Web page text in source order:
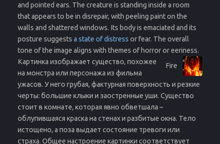
and pointed ears. The creature is standing inside a room
that appears to be in disrepair, with peeling paint on the
walls and shattered windows. Its body is emaciated and its
posture suggests a state of distress or fear. The overall
tone of the image aligns with themes of horror or eeriness.
Fire
Картинка изображает существо, похожее
на монстра или персонажа из фильма
ужасов. У него грубая, фактурная поверхность и резкие
черты: большие клыки и заостренные уши. Существо
стоит в комнате, которая явно обветшала –
облупившаяся краска на стенах и разбитые окна. Тело
истощено, а поза выдает состояние тревоги или
страха. Общее настроение картинки соответствует